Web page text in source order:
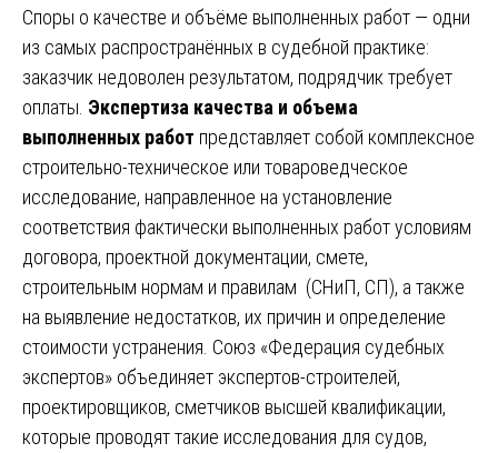
Споры о качестве и объёме выполненных работ — одни
из самых распространённых в судебной практике:
заказчик недоволен результатом, подрядчик требует
оплаты. Экспертиза качества и объема
выполненных работ представляет собой комплексное
строительно-техническое или товароведческое
исследование, направленное на установление
соответствия фактически выполненных работ условиям
договора, проектной документации, смете,
строительным нормам и правилам (СНиП, СП), а также
на выявление недостатков, их причин и определение
стоимости устранения. Союз «Федерация судебных
экспертов» объединяет экспертов-строителей,
проектировщиков, сметчиков высшей квалификации,
которые проводят такие исследования для судов,